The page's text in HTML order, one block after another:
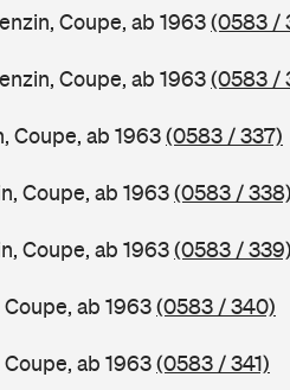
Coupe, ab 1963(0583 /
Coupe, ab 1963(0583 /
Coupe, ab 1963(0583 / 337)
Coupe, ab 1963(0583 / 338)
Coupe, ab 1963(0583 / 339)
Coupe, ab 1963(0583 / 340)
Coupe, ab 1963(0583 / 341)